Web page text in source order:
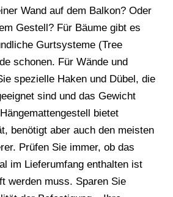
Wand auf dem Balkon? Oder
Gestell? Für Bäume gibt es
Gurtsysteme (Tree
schonen. Für Wände und
spezielle Haken und Dübel, die
sind und das Gewicht
bietet
benötigt aber auch den meisten
Prüfen Sie immer, ob das
im Lieferumfang enthalten ist
werden muss. Sparen Sie